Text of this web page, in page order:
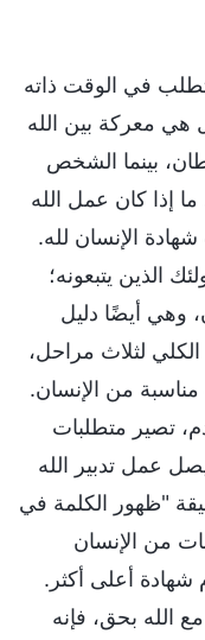
في الوقت ذاته
هي معركة بين الله
بينما الشخص
إذا كان عمل الله
الإنسان لله.
الذين يتبعونه؛
وهي أيضًا دليل
لثلاث مراحل،
من الإنسان.
تصير متطلبات
عمل تدبير الله
"ظهور الكلمة في
من الإنسان
شهادة أعلى أكثر.
الله بحق، فإنه